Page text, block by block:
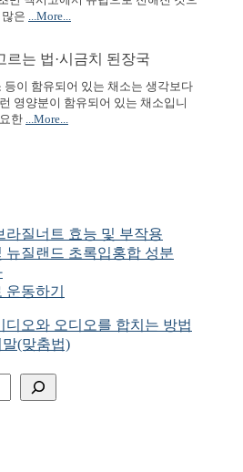
은
...More...
르는 법·시금치 된장국
등이 함유되어 있는 채소는 생각보다
영양분이 함유되어 있는 채소입니
한
...More...
라질너트 효능 및 부작용
뉴질랜드 초록입홍합 성분
동하기
디오와 오디오를 합치는 방법
(맞춤법)